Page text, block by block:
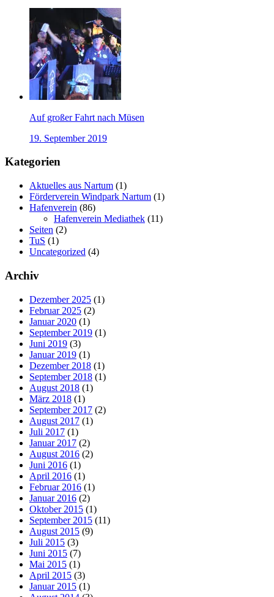
Auf großer Fahrt nach Müsen
19. September 2019
Kategorien
Aktuelles aus Nartum (1)
Förderverein Windpark Nartum (1)
Hafenverein (86)
Hafenverein Mediathek (11)
Seiten (2)
TuS (1)
Uncategorized (4)
Archiv
Dezember 2025 (1)
Februar 2025 (2)
Januar 2020 (1)
September 2019 (1)
Juni 2019 (3)
Januar 2019 (1)
Dezember 2018 (1)
September 2018 (1)
August 2018 (1)
März 2018 (1)
September 2017 (2)
August 2017 (1)
Juli 2017 (1)
Januar 2017 (2)
August 2016 (2)
Juni 2016 (1)
April 2016 (1)
Februar 2016 (1)
Januar 2016 (2)
Oktober 2015 (1)
September 2015 (11)
August 2015 (9)
Juli 2015 (3)
Juni 2015 (7)
Mai 2015 (1)
April 2015 (3)
Januar 2015 (1)